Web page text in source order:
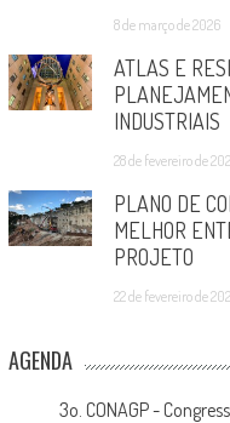
8 de março de 2026
ATLAS E
INDUSTRIAIS
28 de fevereiro de
PLANO DE
MELHOR
PROJETO
22 de fevereiro de
AGENDA
3o. CONAGP -